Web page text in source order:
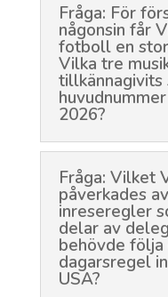
Fråga: För
någonsin får
fotboll en
Vilka tre
tillkännagivits
2026?
Fråga: Vilket
påverkades
inreseregler
delar av
behövde följa
dagarsregel
USA?